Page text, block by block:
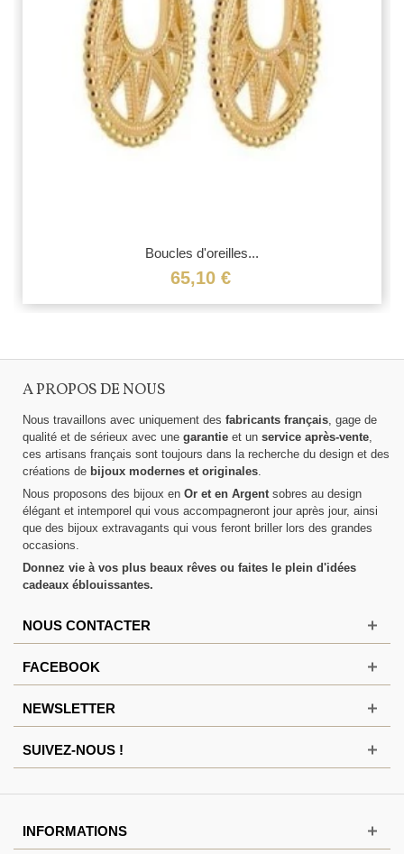
Boucles d'oreilles...
65,10 €
A PROPOS DE NOUS
Nous travaillons avec uniquement des fabricants français, gage de
qualité et de sérieux avec une garantie et un service après-vente,
ces artisans français sont toujours dans la recherche du design et des
créations de bijoux modernes et originales.
Nous proposons des bijoux en Or et en Argentsobres au design
élégant et intemporel qui vous accompagneront jour après jour, ainsi
que des bijoux extravagants qui vous feront briller lors des grandes
occasions.
Donnez vie à vos plus beaux rêves ou faites le plein d'idées
cadeaux éblouissantes.
NOUS CONTACTER
FACEBOOK
NEWSLETTER
SUIVEZ-NOUS !
INFORMATIONS